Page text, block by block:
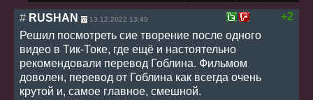
+2
# RUSHAN 13.12.2022 13:49
Решил посмотреть сие творение после одного
видео в Тик-Токе, где ещё и настоятельно
рекомендовали перевод Гоблина. Фильмом
доволен, перевод от Гоблина как всегда очень
крутой и, самое главное, смешной.